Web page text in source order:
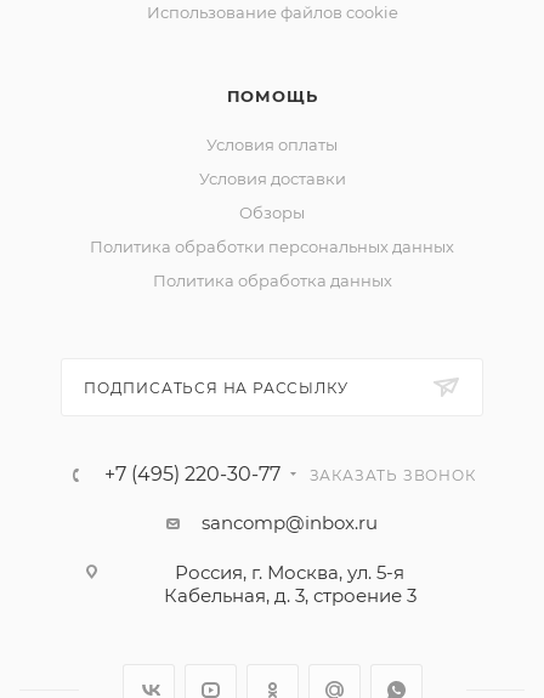
Использование файлов cookie
ПОМОЩЬ
Условия оплаты
Условия доставки
Обзоры
Политика обработки персональных данных
Политика обработка данных
ПОДПИСАТЬСЯ НА РАССЫЛКУ
+7 (495) 220-30-77 ЗАКАЗАТЬ ЗВОНОК
sancomp@inbox.ru
Россия, г. Москва, ул. 5-я
Кабельная, д. 3, строение 3